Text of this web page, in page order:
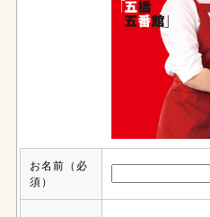
お名前 （必
須）